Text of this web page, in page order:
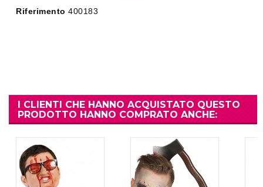
Riferimento 400183
I CLIENTI CHE HANNO ACQUISTATO QUESTO
PRODOTTO HANNO COMPRATO ANCHE: